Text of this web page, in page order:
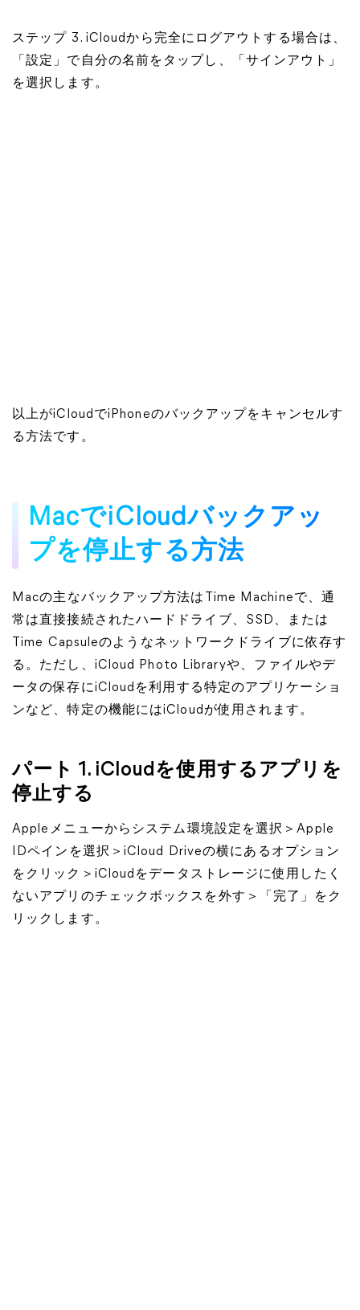
ステップ 3. iCloudから完全にログアウトする場合は、
「設定」で自分の名前をタップし、「サインアウト」
を選択します。
以上がiCloudでiPhoneのバックアップをキャンセルす
る方法です。
MacでiCloudバックアッ
プを停止する方法
Macの主なバックアップ方法はTime Machineで、通
常は直接接続されたハードドライブ、SSD、または
Time Capsuleのようなネットワークドライブに依存す
る。ただし、iCloud Photo Libraryや、ファイルやデ
ータの保存にiCloudを利用する特定のアプリケーショ
ンなど、特定の機能にはiCloudが使用されます。
パート 1. iCloudを使用するアプリを
停止する
Appleメニューからシステム環境設定を選択＞Apple
IDペインを選択＞iCloud Driveの横にあるオプション
をクリック＞iCloudをデータストレージに使用したく
ないアプリのチェックボックスを外す＞「完了」をク
リックします。